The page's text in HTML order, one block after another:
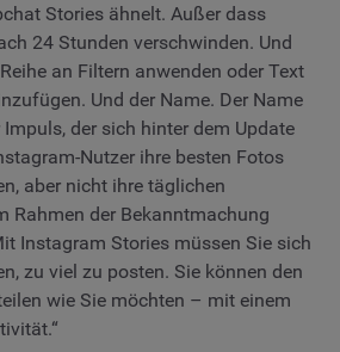
Stories ähnelt. Außer dass
24 Stunden verschwinden. Und
an Filtern anwenden oder Text
Und der Name. Der Name
der sich hinter dem Update
Nutzer ihre besten Fotos
aber nicht ihre täglichen
Rahmen der Bekanntmachung
Instagram Stories müssen Sie sich
zu viel zu posten. Sie können den
wie Sie möchten – mit einem